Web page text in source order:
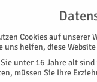
Cookies auf unserer
uns helfen, diese
unter 16 Jahre alt
müssen Sie Ihre